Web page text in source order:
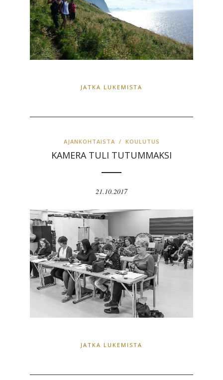
JATKA LUKEMISTA
AJANKOHTAISTA / KOULUTUS
KAMERA TULI TUTUMMAKSI
21.10.2017
JATKA LUKEMISTA